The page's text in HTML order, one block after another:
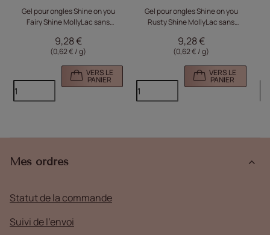
Gel pour ongles Shine on you
Fairy Shine MollyLac sans
9,28 €
(0,62 € / g)
VERS LE
PANIER
Gel pour ongles Shine on you
Rusty Shine MollyLac sans
9,28 €
(0,62 € / g)
VERS LE
PANIER
Mes ordres
Statut de la commande
Suivi de l'envoi